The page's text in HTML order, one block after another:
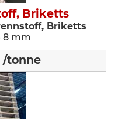
Briketts
Briketts
8 mm
/tonne